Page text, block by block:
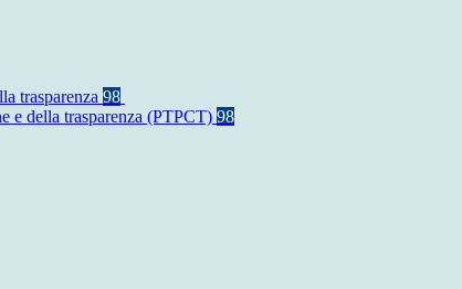
trasparenza 98
e della trasparenza (PTPCT) 98